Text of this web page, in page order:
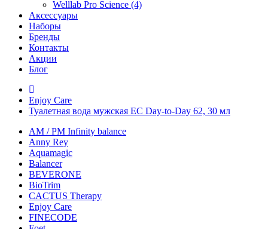
Welllab Pro Science (4)
Аксессуары
Наборы
Бренды
Контакты
Акции
Блог
Enjoy Care
Туалетная вода мужская EC Day-to-Day 62, 30 мл
AM / PM Infinity balance
Anny Rey
Aquamagic
Balancer
BEVERONE
BioTrim
CACTUS Therapy
Enjoy Care
FINECODE